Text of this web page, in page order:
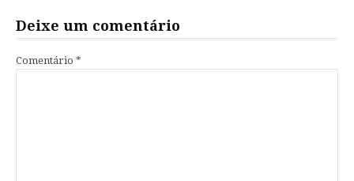
Deixe um comentário
Comentário *